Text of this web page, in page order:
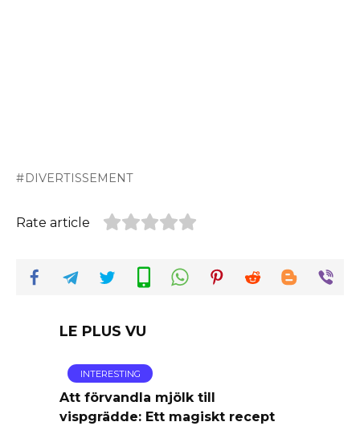
DIVERTISSEMENT
Rate article
LE PLUS VU
INTERESTING
Att förvandla mjölk till
vispgrädde: Ett magiskt recept